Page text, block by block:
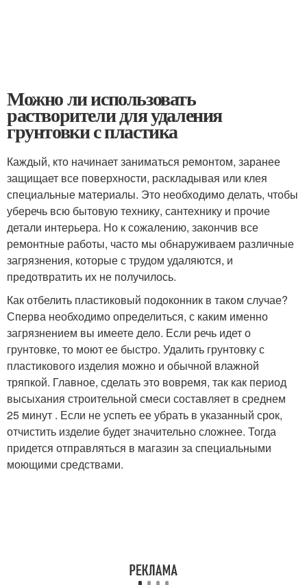
Можно ли использовать
растворители для удаления
грунтовки с пластика
Каждый, кто начинает заниматься ремонтом, заранее
защищает все поверхности, раскладывая или клея
специальные материалы. Это необходимо делать, чтобы
уберечь всю бытовую технику, сантехнику и прочие
детали интерьера. Но к сожалению, закончив все
ремонтные работы, часто мы обнаруживаем различные
загрязнения, которые с трудом удаляются, и
предотвратить их не получилось.
Как отбелить пластиковый подоконник в таком случае?
Сперва необходимо определиться, с каким именно
загрязнением вы имеете дело. Если речь идет о
грунтовке, то моют ее быстро. Удалить грунтовку с
пластикового изделия можно и обычной влажной
тряпкой. Главное, сделать это вовремя, так как период
высыхания строительной смеси составляет в среднем
25 минут . Если не успеть ее убрать в указанный срок,
отчистить изделие будет значительно сложнее. Тогда
придется отправляться в магазин за специальными
моющими средствами.